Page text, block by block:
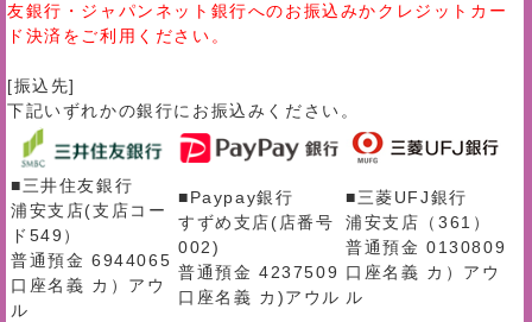
友銀行・ジャパンネット銀行へのお振込みかクレジットカー
ド決済をご利用ください。
[振込先]
下記いずれかの銀行にお振込みください。
■三井住友銀行
浦安支店(支店コー
ド549）
普通預金 6944065
口座名義 カ）アウ
ル
■Paypay銀行
すずめ支店(店番号
002)
普通預金 4237509
口座名義 カ)アウル
■三菱UFJ銀行
浦安支店（361）
普通預金 0130809
口座名義 カ）アウ
ル